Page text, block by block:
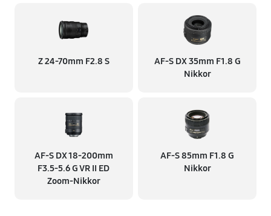
Z 24-70mm F2.8 S
AF-S DX 35mm F1.8 G
Nikkor
AF-S DX 18-200mm
F3.5-5.6 G VR II ED
Zoom-Nikkor
AF-S 85mm F1.8 G
Nikkor